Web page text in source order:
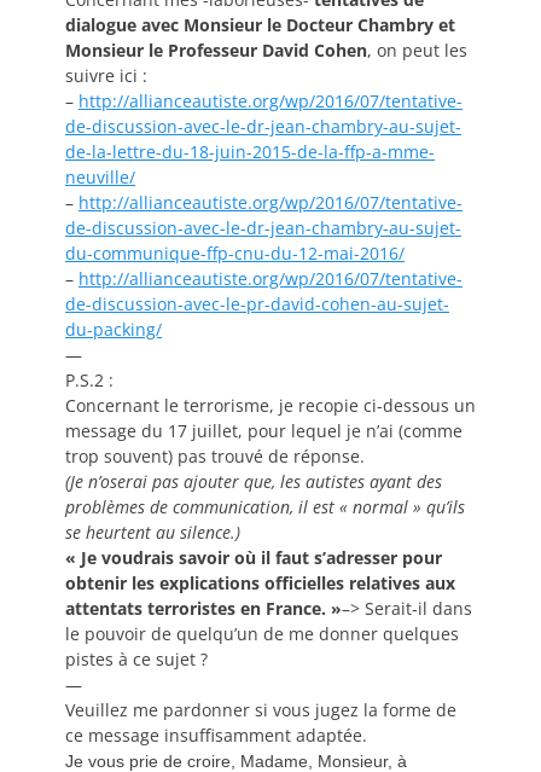
dialogue avec Monsieur le Docteur Chambry et
Monsieur le Professeur David Cohen, on peut les
suivre ici :
– http://allianceautiste.org/wp/2016/07/tentative-
de-discussion-avec-le-dr-jean-chambry-au-sujet-
de-la-lettre-du-18-juin-2015-de-la-ffp-a-mme-
neuville/
– http://allianceautiste.org/wp/2016/07/tentative-
de-discussion-avec-le-dr-jean-chambry-au-sujet-
du-communique-ffp-cnu-du-12-mai-2016/
– http://allianceautiste.org/wp/2016/07/tentative-
de-discussion-avec-le-pr-david-cohen-au-sujet-
du-packing/
—
P.S.2 :
Concernant le terrorisme, je recopie ci-dessous un
message du 17 juillet, pour lequel je n’ai (comme
trop souvent) pas trouvé de réponse.
(Je n’oserai pas ajouter que, les autistes ayant des
problèmes de communication, il est « normal » qu’ils
se heurtent au silence.)
« Je voudrais savoir où il faut s’adresser pour
obtenir les explications officielles relatives aux
attentats terroristes en France. »–> Serait-il dans
le pouvoir de quelqu’un de me donner quelques
pistes à ce sujet ?
—
Veuillez me pardonner si vous jugez la forme de
ce message insuffisamment adaptée.
Je vous prie de croire, Madame, Monsieur, à